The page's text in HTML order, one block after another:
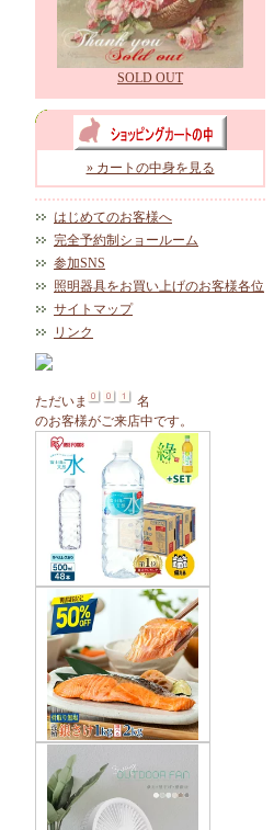
SOLD OUT
» カートの中身を見る
はじめてのお客様へ
完全予約制ショールーム
参加SNS
照明器具をお買い上げのお客様各位
サイトマップ
リンク
ただいま
名
のお客様がご来店中です。